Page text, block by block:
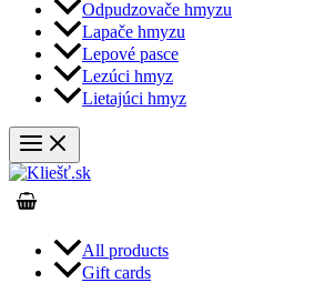
Odpudzovače hmyzu
Lapače hmyzu
Lepové pasce
Lezúci hmyz
Lietajúci hmyz
All products
Gift cards